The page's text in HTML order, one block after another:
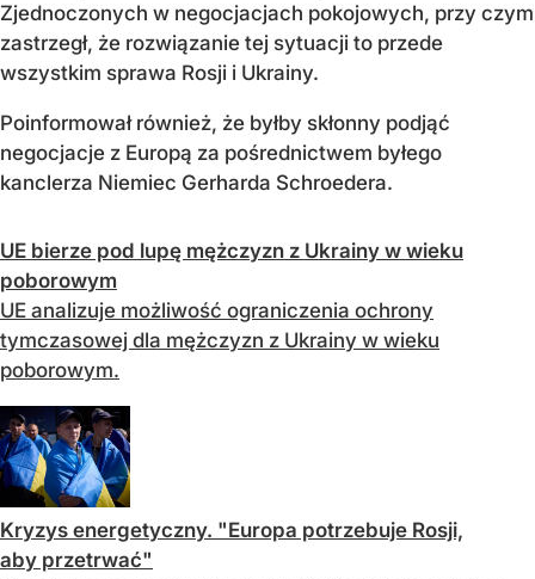
Zjednoczonych w negocjacjach pokojowych, przy czym
zastrzegł, że rozwiązanie tej sytuacji to przede
wszystkim sprawa Rosji i Ukrainy.
Poinformował również, że byłby skłonny podjąć
negocjacje z Europą za pośrednictwem byłego
kanclerza Niemiec Gerharda Schroedera.
UE bierze pod lupę mężczyzn z Ukrainy w wieku
poborowym
UE analizuje możliwość ograniczenia ochrony
tymczasowej dla mężczyzn z Ukrainy w wieku
poborowym.
Kryzys energetyczny. "Europa potrzebuje Rosji,
aby przetrwać"